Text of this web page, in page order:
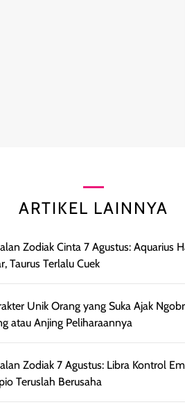
ARTIKEL LAINNYA
Zodiak Cinta 7 Agustus: Aquarius
Taurus Terlalu Cuek
Unik Orang yang Suka Ajak
atau Anjing Peliharaannya
Zodiak 7 Agustus: Libra Kontrol
Teruslah Berusaha